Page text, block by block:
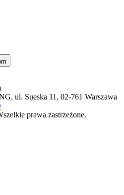
ul. Sueska 11, 02-761 Warszawa
prawa zastrzeżone.